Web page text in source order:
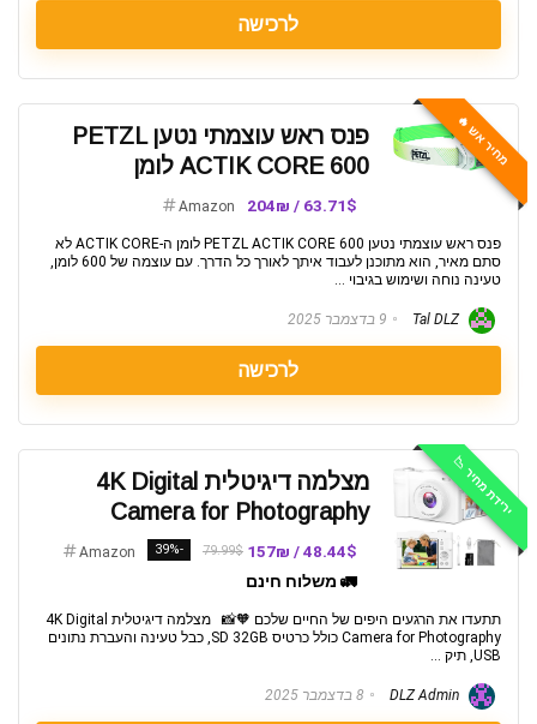
לרכישה
מחיר אש 🔥
פנס ראש עוצמתי נטען PETZL
ACTIK CORE 600 לומן
63.71$ / 204₪
Amazon
פנס ראש עוצמתי נטען PETZL ACTIK CORE 600 לומן ה-ACTIK CORE לא
סתם מאיר, הוא מתוכנן לעבוד איתך לאורך כל הדרך. עם עוצמה של 600 לומן,
טעינה נוחה ושימוש בגיבוי ...
Tal DLZ 9 בדצמבר 2025
לרכישה
ירידת מחיר 📉
מצלמה דיגיטלית 4K Digital
Camera for Photography
48.44$ / 157₪
79.99$
-39%
Amazon
🚛 משלוח חינם
תתעדו את הרגעים היפים של החיים שלכם 🧡📸 מצלמה דיגיטלית 4K Digital
Camera for Photography כולל כרטיס SD 32GB, כבל טעינה והעברת נתונים
USB, תיק ...
8 בדצמבר 2025